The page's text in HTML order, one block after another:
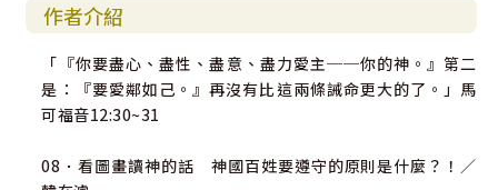
作者介紹
「『你要盡心、盡性、盡意、盡力愛主──你的神。』第二
是：『要愛鄰如己。』再沒有比這兩條誡命更大的了。」馬
可福音12:30~31
08．看圖畫讀神的話 神國百姓要遵守的原則是什麼？！／